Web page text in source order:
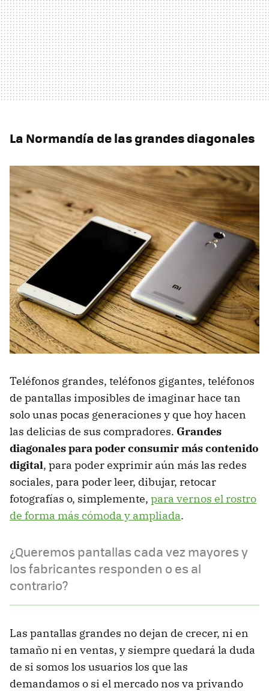
La Normandía de las grandes diagonales
Teléfonos grandes, teléfonos gigantes, teléfonos
de pantallas imposibles de imaginar hace tan
solo unas pocas generaciones y que hoy hacen
las delicias de sus compradores. Grandes
diagonales para poder consumir más contenido
digital, para poder exprimir aún más las redes
sociales, para poder leer, dibujar, retocar
fotografías o, simplemente, para vernos el rostro
de forma más cómoda y ampliada.
¿Queremos pantallas cada vez mayores y
los fabricantes responden o es al
contrario?
Las pantallas grandes no dejan de crecer, ni en
tamaño ni en ventas, y siempre quedará la duda
de si somos los usuarios los que las
demandamos o si el mercado nos va privando